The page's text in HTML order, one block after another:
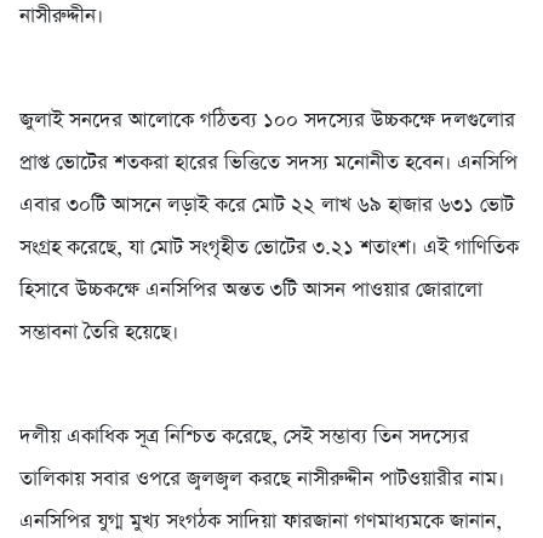
নাসীরুদ্দীন।
জুলাই সনদের আলোকে গঠিতব্য ১০০ সদস্যের উচ্চকক্ষে দলগুলোর
প্রাপ্ত ভোটের শতকরা হারের ভিত্তিতে সদস্য মনোনীত হবেন। এনসিপি
এবার ৩০টি আসনে লড়াই করে মোট ২২ লাখ ৬৯ হাজার ৬৩১ ভোট
সংগ্রহ করেছে, যা মোট সংগৃহীত ভোটের ৩.২১ শতাংশ। এই গাণিতিক
হিসাবে উচ্চকক্ষে এনসিপির অন্তত ৩টি আসন পাওয়ার জোরালো
সম্ভাবনা তৈরি হয়েছে।
দলীয় একাধিক সূত্র নিশ্চিত করেছে, সেই সম্ভাব্য তিন সদস্যের
তালিকায় সবার ওপরে জ্বলজ্বল করছে নাসীরুদ্দীন পাটওয়ারীর নাম।
এনসিপির যুগ্ম মুখ্য সংগঠক সাদিয়া ফারজানা গণমাধ্যমকে জানান,